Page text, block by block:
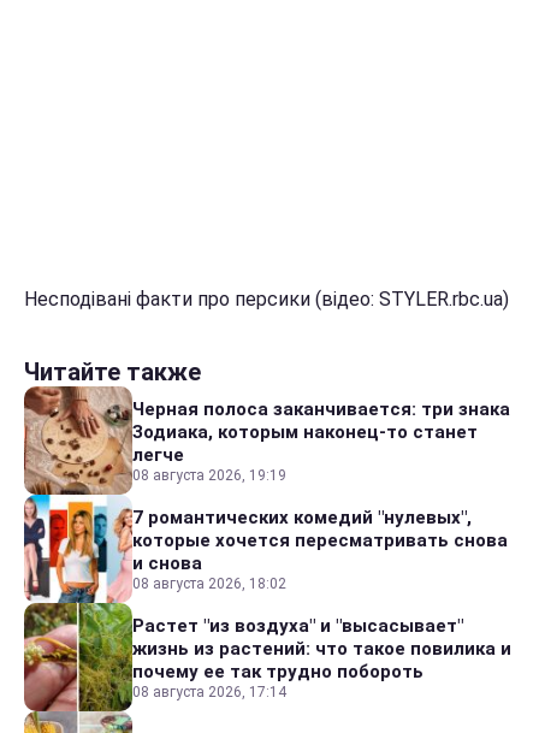
Несподівані факти про персики (відео: STYLER.rbc.ua)
Читайте также
Черная полоса заканчивается: три знака
Зодиака, которым наконец-то станет
легче
08 августа 2026, 19:19
7 романтических комедий "нулевых",
которые хочется пересматривать снова
и снова
08 августа 2026, 18:02
Растет "из воздуха" и "высасывает"
жизнь из растений: что такое повилика и
почему ее так трудно побороть
08 августа 2026, 17:14